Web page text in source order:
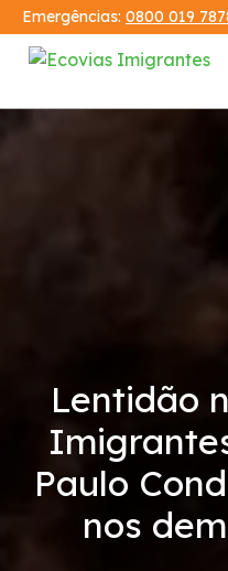
Emergências: 0800 019
Demonstrações
Condições da Via
Serviços
Tarifas de Pedágio
Lentidão
Paulo
nos